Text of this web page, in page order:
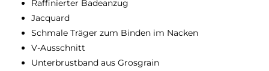
Raffinierter Badeanzug
Jacquard
Schmale Träger zum Binden im Nacken
V-Ausschnitt
Unterbrustband aus Grosgrain